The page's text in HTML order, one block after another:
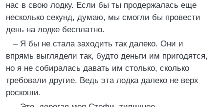
нас в свою лодку. Если бы ты продержалась еще
несколько секунд, думаю, мы смогли бы провести
день на лодке бесплатно.
– Я бы не стала заходить так далеко. Они и
впрямь выглядели так, будто деньги им пригодятся,
но я не собиралась давать им столько, сколько
требовали другие. Ведь эта лодка далеко не верх
роскоши.